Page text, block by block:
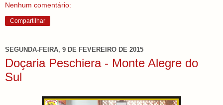
Nenhum comentário:
Compartilhar
SEGUNDA-FEIRA, 9 DE FEVEREIRO DE 2015
Doçaria Peschiera - Monte Alegre do
Sul